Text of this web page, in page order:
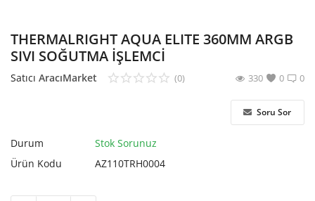
THERMALRIGHT AQUA ELITE 360MM ARGB
SIVI SOĞUTMA İŞLEMCİ
Satıcı AracıMarket 0
(0) 0
330
Soru Sor
Durum
Stok Sorunuz
Ürün Kodu
AZ110TRH0004